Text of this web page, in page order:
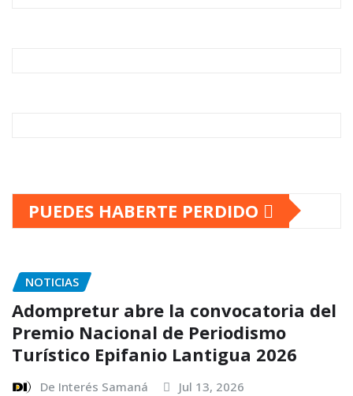
PUEDES HABERTE PERDIDO
NOTICIAS
Adompretur abre la convocatoria del
Premio Nacional de Periodismo
Turístico Epifanio Lantigua 2026
De Interés Samaná Jul 13, 2026